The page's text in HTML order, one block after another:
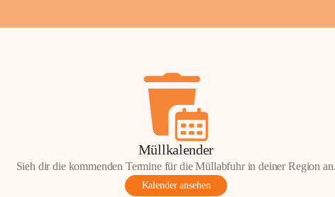
Müllkalender
Sieh dir die kommenden Termine für die Müllabfuhr in deiner Region an.
Kalender ansehen